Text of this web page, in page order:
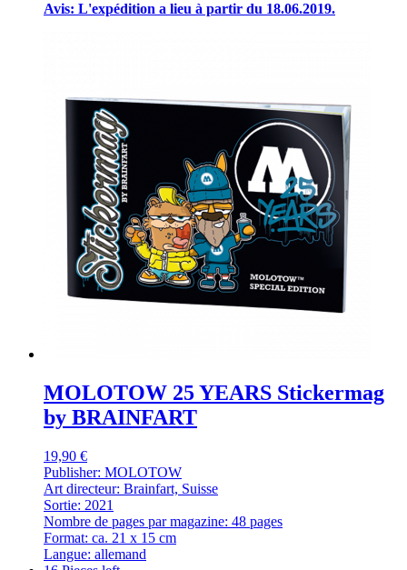
Avis: L'expédition a lieu à partir du 18.06.2019.
MOLOTOW 25 YEARS Stickermag
by BRAINFART
19,90 €
Publisher: MOLOTOW
Art directeur: Brainfart, Suisse
Sortie: 2021
Nombre de pages par magazine: 48 pages
Format: ca. 21 x 15 cm
Langue: allemand